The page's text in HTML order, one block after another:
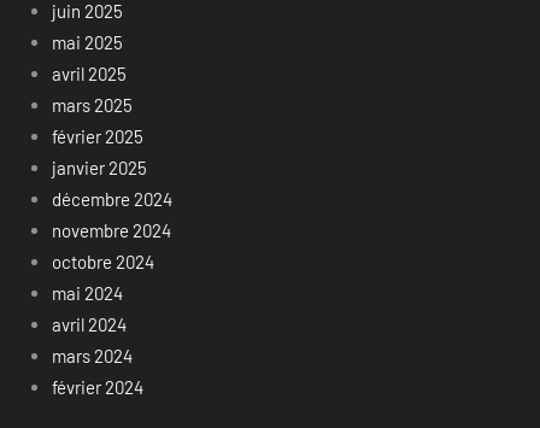
juin 2025
mai 2025
avril 2025
mars 2025
février 2025
janvier 2025
décembre 2024
novembre 2024
octobre 2024
mai 2024
avril 2024
mars 2024
février 2024